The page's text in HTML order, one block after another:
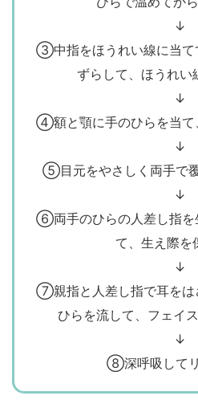
↓
③中指をほうれい線に当て
ずらして、ほうれい
↓
④額と顎に手のひらを当て
↓
⑤目元をやさしく両手で
↓
⑥両手のひらの人差し指を
て、生え際を
↓
⑦親指と人差し指で耳をは
ひらを流して、フェイ
↓
⑧深呼吸して